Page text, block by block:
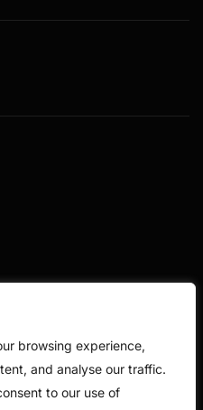
browsing experience,
and analyse our traffic.
to our use of
voorwaarden